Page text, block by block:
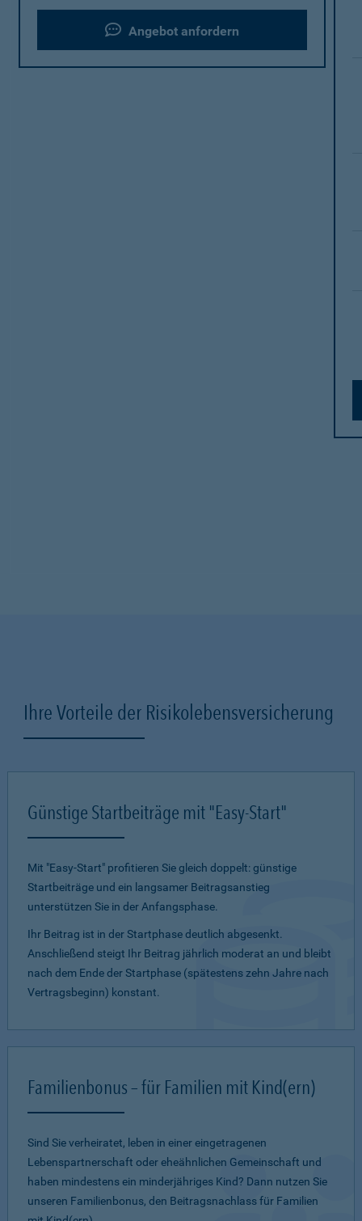
Angebot anfordern
Ihre Vorteile der Risikolebensversicherung
Günstige Startbeiträge mit "Easy-Start"
Mit "Easy-Start" profitieren Sie gleich doppelt: günstige
Startbeiträge und ein lang­samer Beitragsanstieg
unterstützen Sie in der Anfangsphase.
Ihr Beitrag ist in der Startphase deutlich abgesenkt.
Anschließend steigt Ihr Beitrag jährlich moderat an und bleibt
nach dem Ende der Startphase (spätestens zehn Jahre nach
Vertragsbeginn) konstant.
Familienbonus – für Familien mit Kind(ern)
Sind Sie verheiratet, leben in einer eingetragenen
Lebenspartnerschaft oder eheähnlichen Gemeinschaft und
haben mindestens ein minderjähriges Kind? Dann nutzen Sie
unseren Familienbonus, den Beitragsnachlass für Familien